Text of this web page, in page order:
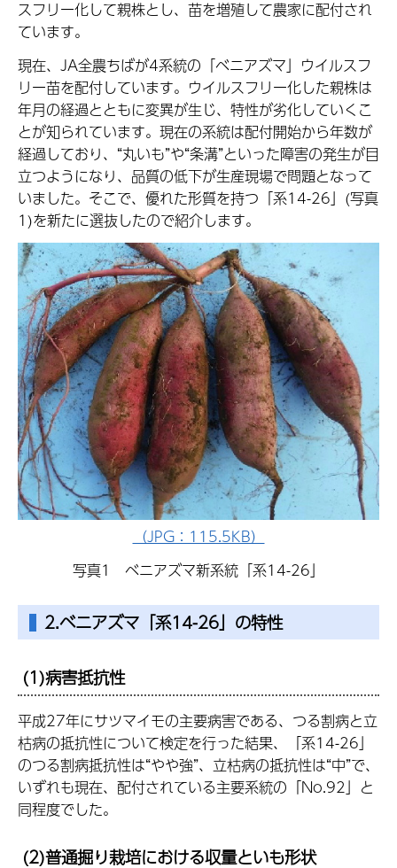
スフリー化して親株とし、苗を増殖して農家に配付され
ています。
現在、JA全農ちばが4系統の「ベニアズマ」ウイルスフ
リー苗を配付しています。ウイルスフリー化した親株は
年月の経過とともに変異が生じ、特性が劣化していくこ
とが知られています。現在の系統は配付開始から年数が
経過しており、“丸いも”や“条溝”といった障害の発生が目
立つようになり、品質の低下が生産現場で問題となって
いました。そこで、優れた形質を持つ「系14-26」(写真
1)を新たに選抜したので紹介します。
（JPG：115.5KB）
写真1 ベニアズマ新系統「系14-26」
2.ベニアズマ「系14-26」の特性
(1)病害抵抗性
平成27年にサツマイモの主要病害である、つる割病と立
枯病の抵抗性について検定を行った結果、「系14-26」
のつる割病抵抗性は“やや強”、立枯病の抵抗性は“中”で、
いずれも現在、配付されている主要系統の「No.92」と
同程度でした。
(2)普通掘り栽培における収量といも形状